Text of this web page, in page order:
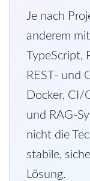
Je nach
anderem
TypeScript,
REST- und
Docker, CI/
und RAG-
nicht die
stabile,
Lösung.